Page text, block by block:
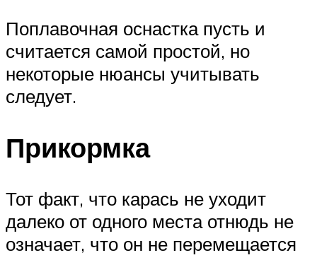
Поплавочная оснастка пусть и
считается самой простой, но
некоторые нюансы учитывать
следует.
Прикормка
Тот факт, что карась не уходит
далеко от одного места отнюдь не
означает, что он не перемещается